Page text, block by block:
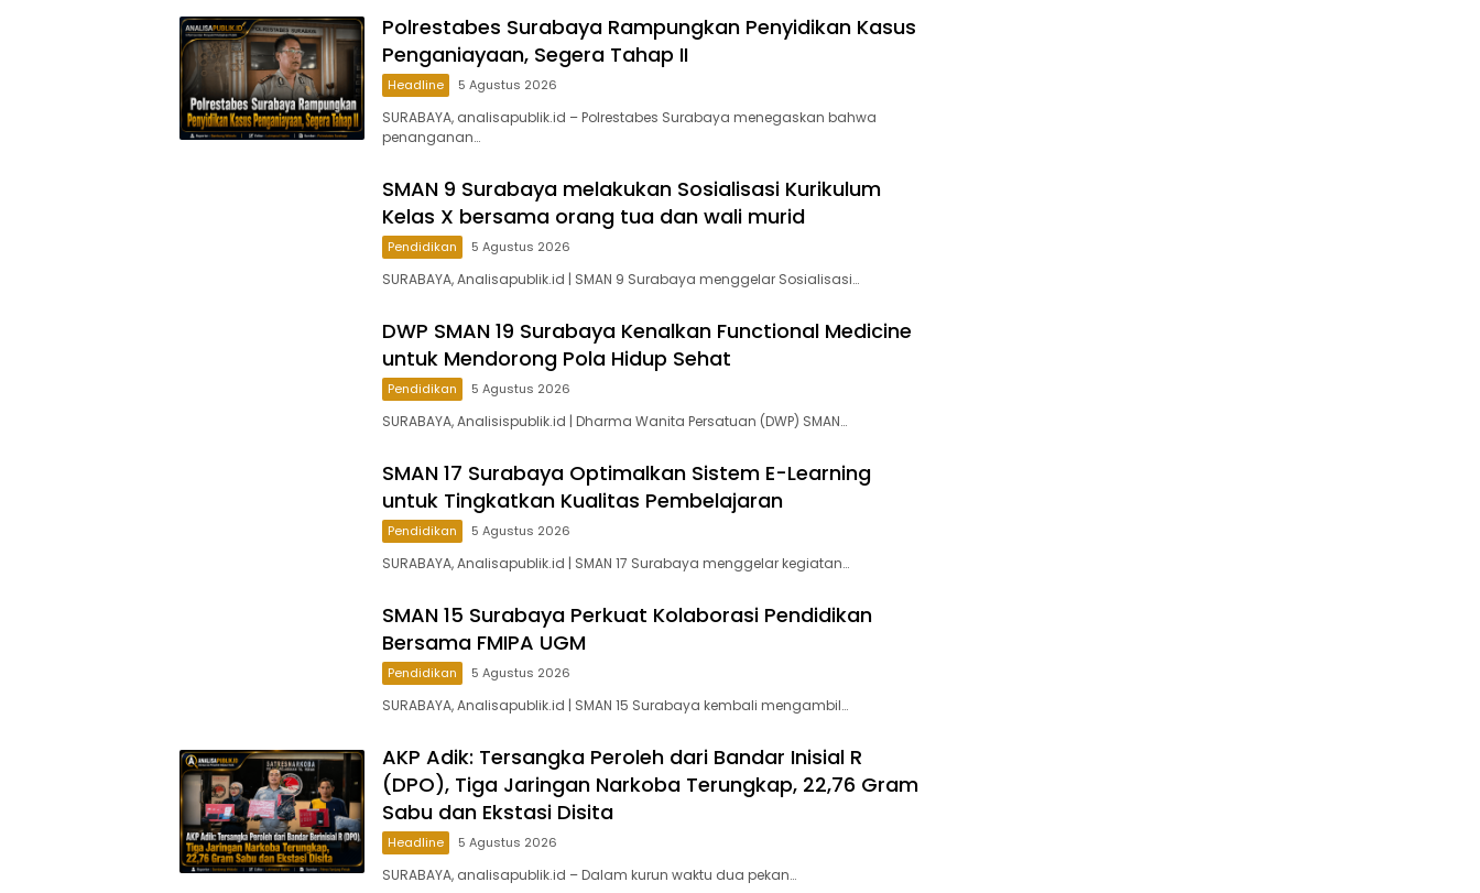
Polrestabes Surabaya Rampungkan Penyidikan Kasus
Penganiayaan, Segera Tahap II
Headline 5 Agustus 2026
SURABAYA, analisapublik.id – Polrestabes Surabaya menegaskan bahwa
penanganan…
SMAN 9 Surabaya melakukan Sosialisasi Kurikulum
Kelas X bersama orang tua dan wali murid
Pendidikan 5 Agustus 2026
SURABAYA, Analisapublik.id | SMAN 9 Surabaya menggelar Sosialisasi…
DWP SMAN 19 Surabaya Kenalkan Functional Medicine
untuk Mendorong Pola Hidup Sehat
Pendidikan 5 Agustus 2026
SURABAYA, Analisispublik.id | Dharma Wanita Persatuan (DWP) SMAN…
SMAN 17 Surabaya Optimalkan Sistem E-Learning
untuk Tingkatkan Kualitas Pembelajaran
Pendidikan 5 Agustus 2026
SURABAYA, Analisapublik.id | SMAN 17 Surabaya menggelar kegiatan…
SMAN 15 Surabaya Perkuat Kolaborasi Pendidikan
Bersama FMIPA UGM
Pendidikan 5 Agustus 2026
SURABAYA, Analisapublik.id | SMAN 15 Surabaya kembali mengambil…
AKP Adik: Tersangka Peroleh dari Bandar Inisial R
(DPO), Tiga Jaringan Narkoba Terungkap, 22,76 Gram
Sabu dan Ekstasi Disita
Headline 5 Agustus 2026
SURABAYA, analisapublik.id – Dalam kurun waktu dua pekan…